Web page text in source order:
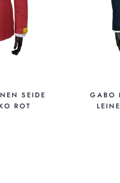
SEIDE
ROT
GABO